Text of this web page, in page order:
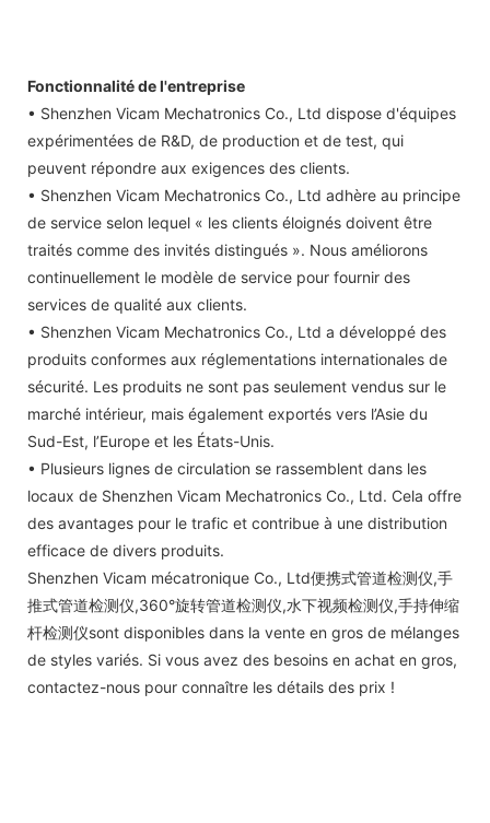
Fonctionnalité de l'entreprise
• Shenzhen Vicam Mechatronics Co., Ltd dispose d'équipes
expérimentées de R&D, de production et de test, qui
peuvent répondre aux exigences des clients.
• Shenzhen Vicam Mechatronics Co., Ltd adhère au principe
de service selon lequel « les clients éloignés doivent être
traités comme des invités distingués ». Nous améliorons
continuellement le modèle de service pour fournir des
services de qualité aux clients.
• Shenzhen Vicam Mechatronics Co., Ltd a développé des
produits conformes aux réglementations internationales de
sécurité. Les produits ne sont pas seulement vendus sur le
marché intérieur, mais également exportés vers l’Asie du
Sud-Est, l’Europe et les États-Unis.
• Plusieurs lignes de circulation se rassemblent dans les
locaux de Shenzhen Vicam Mechatronics Co., Ltd. Cela offre
des avantages pour le trafic et contribue à une distribution
efficace de divers produits.
Shenzhen Vicam mécatronique Co., Ltd便携式管道检测仪,手
推式管道检测仪,360°旋转管道检测仪,水下视频检测仪,手持伸缩
杆检测仪sont disponibles dans la vente en gros de mélanges
de styles variés. Si vous avez des besoins en achat en gros,
contactez-nous pour connaître les détails des prix !